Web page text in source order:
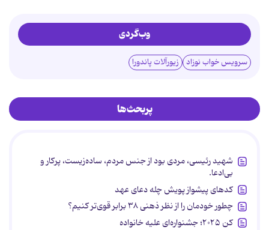
وب‌گردی
سرویس خواب نوزاد زیورآلات پاندورا
پربحث‌ها
شهید رئیسی، مردی بود از جنس مردم، ساده‌زیست، پرکار و
بی‌ادعا.
کدهای پیشواز پویش چله دعای عهد
چطور خودمان را از نظر ذهنی ۳۸ برابر قوی‌تر کنیم؟
کن ۲۰۲۵؛ جشنواره‌ای علیه خانواده